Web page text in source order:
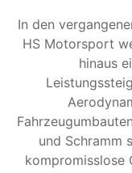
In den
HS Motorsport
hinaus
und Schramm
kompromisslose